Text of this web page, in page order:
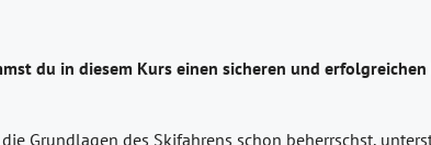
du in diesem Kurs einen sicheren und
Grundlagen des Skifahrens schon beherrschst,